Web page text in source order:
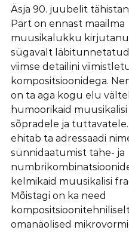
Äsja 90. juubelit
Pärt on ennast maailma
muusikalukku
sügavalt
viimse detailini
kompositsioonidega.
on ta aga kogu elu
humoorikaid
sõpradele ja tuttavatele.
ehitab ta adressaadi
sünnidaatumist tähe- ja
kelmikaid muusikalisi
Mõistagi on ka need
omanäolised